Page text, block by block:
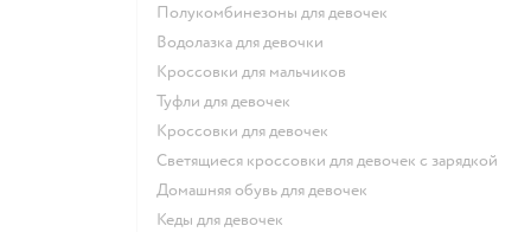
Полукомбинезоны для девочек
Водолазка для девочки
Кроссовки для мальчиков
Туфли для девочек
Кроссовки для девочек
Светящиеся кроссовки для девочек с зарядкой
Домашняя обувь для девочек
Кеды для девочек